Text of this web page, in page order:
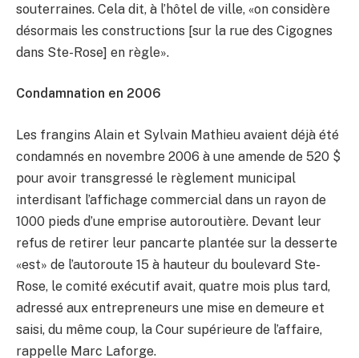
souterraines. Cela dit, à l’hôtel de ville, «on considère
désormais les constructions [sur la rue des Cigognes
dans Ste-Rose] en règle».
Condamnation en 2006
Les frangins Alain et Sylvain Mathieu avaient déjà été
condamnés en novembre 2006 à une amende de 520 $
pour avoir transgressé le règlement municipal
interdisant l’affichage commercial dans un rayon de
1000 pieds d’une emprise autoroutière. Devant leur
refus de retirer leur pancarte plantée sur la desserte
«est» de l’autoroute 15 à hauteur du boulevard Ste-
Rose, le comité exécutif avait, quatre mois plus tard,
adressé aux entrepreneurs une mise en demeure et
saisi, du même coup, la Cour supérieure de l’affaire,
rappelle Marc Laforge.